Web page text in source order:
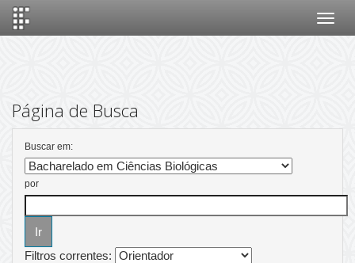
Página de Busca
Buscar em:
por
Filtros correntes: